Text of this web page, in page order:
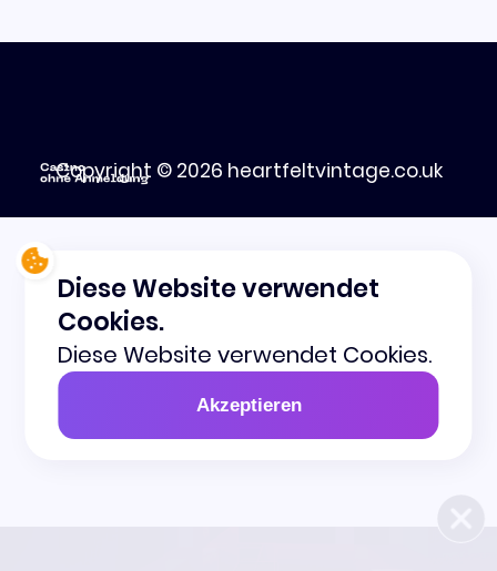
Diese Website verwendet
Cookies.
Diese Website verwendet Cookies.
Akzeptieren
Copyright © 2026 heartfeltvintage.co.uk